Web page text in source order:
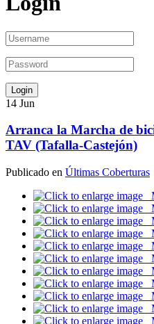
14 Jun
Arranca la Marcha de
TAV (Tafalla-Castejón)
Publicado en Últimas Coberturas